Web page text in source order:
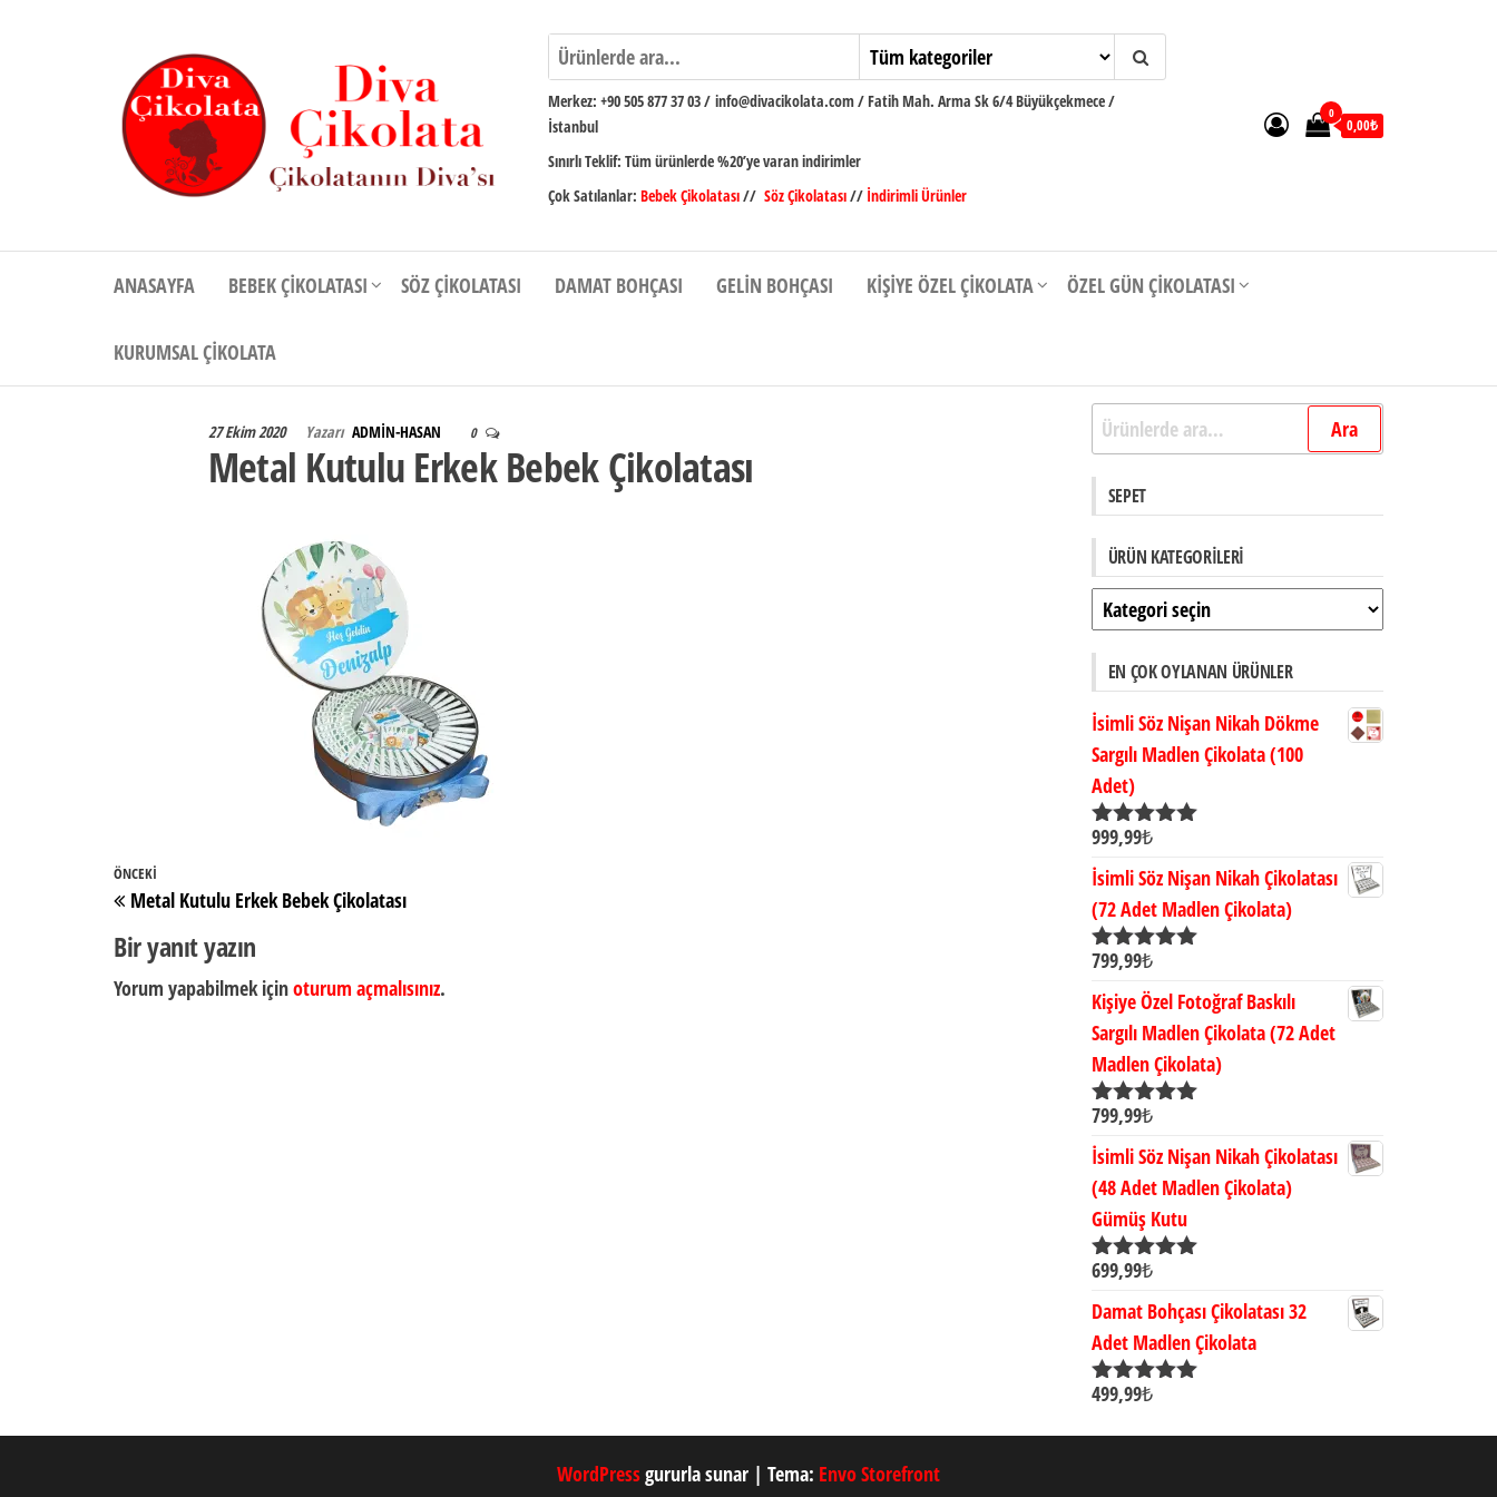
Çikolata
Merkez: +90 505 877 37 03/ info@divacikolata.com / Fatih Mah. Arma Sk 6/4 Büyükçekmece /
İstanbul
Sınırlı Teklif: Tüm ürünlerde %20’ye varan indirimler
Çok Satılanlar: Bebek Çikolatası// Söz Çikolatası// İndirimli Ürünler
0
0,00₺
ANASAYFA BEBEK ÇIKOLATASI SÖZ ÇIKOLATASI DAMAT BOHÇASI GELIN BOHÇASI KIŞIYE ÖZEL ÇIKOLATA ÖZEL GÜN ÇIKOLATASI
KURUMSAL ÇIKOLATA
27 Ekim 2020 Yazarı ADMIN-HASAN 0
Metal Kutulu Erkek Bebek Çikolatası
Yazı
gezinmesi
Önceki
Yazı
ÖNCEKI
Metal Kutulu Erkek Bebek Çikolatası
Bir yanıt yazın
Yorum yapabilmek içinoturum açmalısınız.
Ara: Ara
SEPET
ÜRÜN KATEGORILERI
EN ÇOK OYLANAN ÜRÜNLER
İsimli Söz Nişan Nikah Dökme
Sargılı Madlen Çikolata (100
Adet)
5 üzerinden
999,99₺
İsimli Söz Nişan Nikah Çikolatası
(72 Adet Madlen Çikolata)
5 üzerinden
799,99₺
Kişiye Özel Fotoğraf Baskılı
Sargılı Madlen Çikolata (72 Adet
Madlen Çikolata)
5 üzerinden
799,99₺
İsimli Söz Nişan Nikah Çikolatası
(48 Adet Madlen Çikolata)
Gümüş Kutu
5 üzerinden
699,99₺
Damat Bohçası Çikolatası 32
Adet Madlen Çikolata
5 üzerinden
499,99₺
WordPressgururla sunar | Tema: Envo Storefront